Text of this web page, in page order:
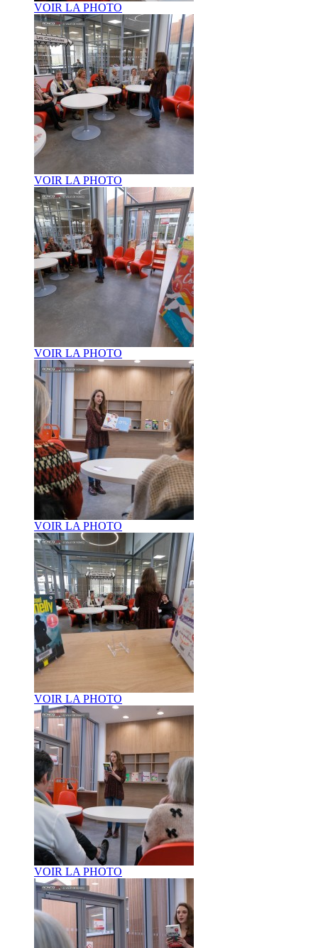
VOIR LA PHOTO
VOIR LA PHOTO
VOIR LA PHOTO
VOIR LA PHOTO
VOIR LA PHOTO
VOIR LA PHOTO